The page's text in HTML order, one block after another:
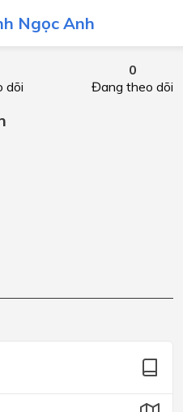
Ngọc Anh
dõi
0
Đang theo dõi